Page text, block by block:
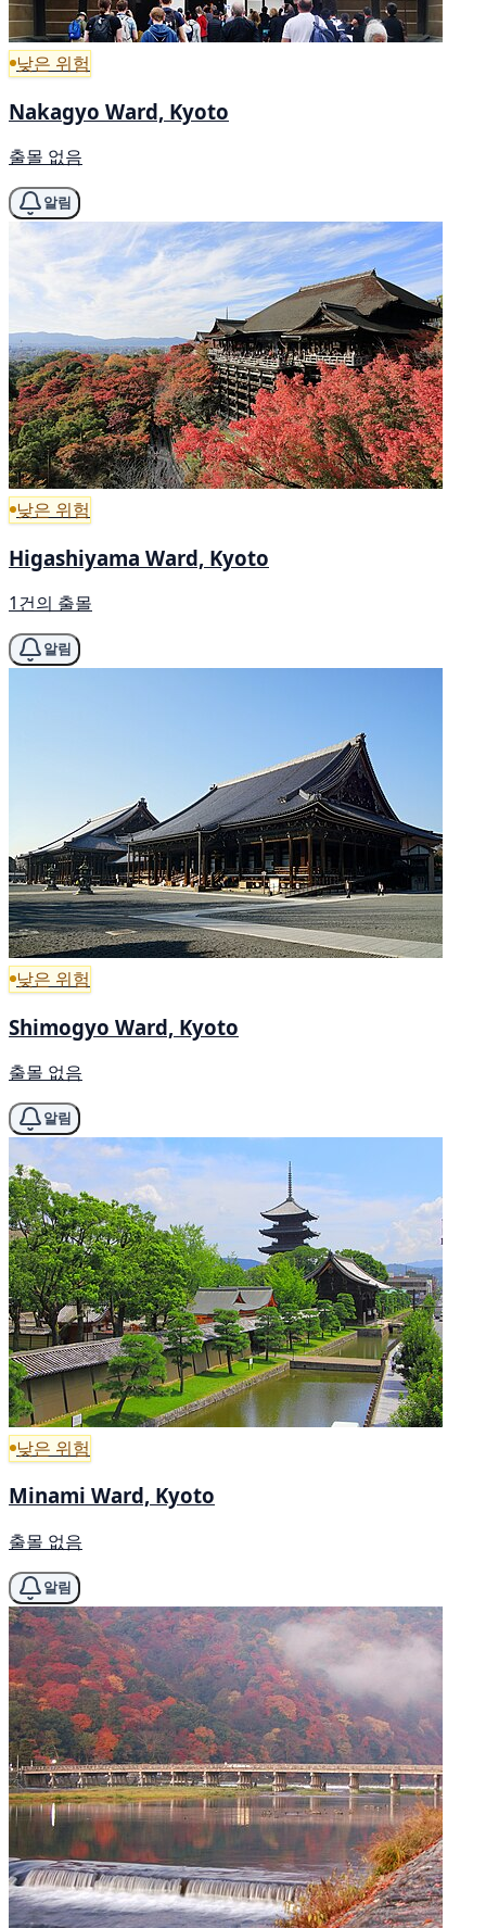
낮은 위험
Nakagyo Ward, Kyoto
출몰 없음
알림
낮은 위험
Higashiyama Ward, Kyoto
1건의 출몰
알림
낮은 위험
Shimogyo Ward, Kyoto
출몰 없음
알림
낮은 위험
Minami Ward, Kyoto
출몰 없음
알림